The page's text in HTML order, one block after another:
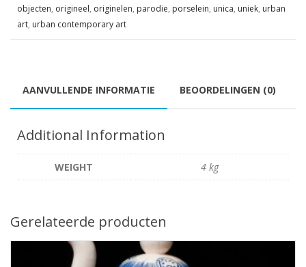
objecten, origineel, originelen, parodie, porselein, unica, uniek, urban
art, urban contemporary art
AANVULLENDE INFORMATIE BEOORDELINGEN (0)
Additional Information
WEIGHT 4 kg
Gerelateerde producten